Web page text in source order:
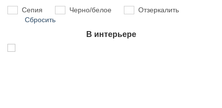
Сепия Черно/белое
Отзеркалить
Сбросить
В интерьере